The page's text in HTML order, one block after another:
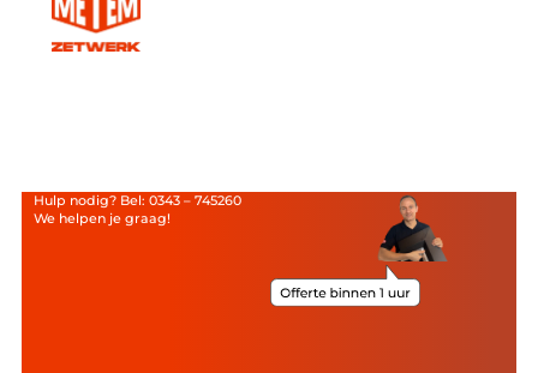
Hulp nodig? Bel: 0343 – 745260
We helpen je graag!